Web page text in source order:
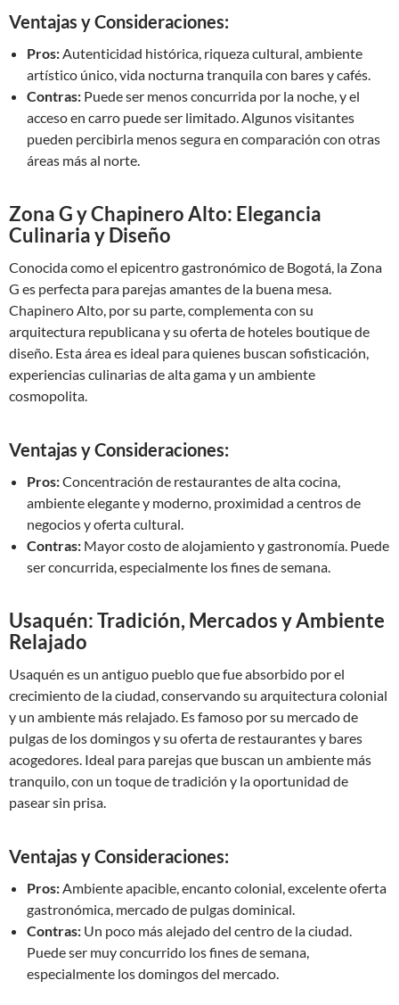
Ventajas y Consideraciones:
Pros:Autenticidad histórica, riqueza cultural, ambiente
artístico único, vida nocturna tranquila con bares y cafés.
Contras: Puede ser menos concurrida por la noche, y el
acceso en carro puede ser limitado. Algunos visitantes
pueden percibirla menos segura en comparación con otras
áreas más al norte.
Zona G y Chapinero Alto: Elegancia
Culinaria y Diseño
Conocida como el epicentro gastronómico de Bogotá, la Zona
G es perfecta para parejas amantes de la buena mesa.
Chapinero Alto, por su parte, complementa con su
arquitectura republicana y su oferta de hoteles boutique de
diseño. Esta área es ideal para quienes buscan sofisticación,
experiencias culinarias de alta gama y un ambiente
cosmopolita.
Ventajas y Consideraciones:
Pros:Concentración de restaurantes de alta cocina,
ambiente elegante y moderno, proximidad a centros de
negocios y oferta cultural.
Contras: Mayor costo de alojamiento y gastronomía. Puede
ser concurrida, especialmente los fines de semana.
Usaquén: Tradición, Mercados y Ambiente
Relajado
Usaquén es un antiguo pueblo que fue absorbido por el
crecimiento de la ciudad, conservando su arquitectura colonial
y un ambiente más relajado. Es famoso por su mercado de
pulgas de los domingos y su oferta de restaurantes y bares
acogedores. Ideal para parejas que buscan un ambiente más
tranquilo, con un toque de tradición y la oportunidad de
pasear sin prisa.
Ventajas y Consideraciones:
Pros:Ambiente apacible, encanto colonial, excelente oferta
gastronómica, mercado de pulgas dominical.
Contras: Un poco más alejado del centro de la ciudad.
Puede ser muy concurrido los fines de semana,
especialmente los domingos del mercado.